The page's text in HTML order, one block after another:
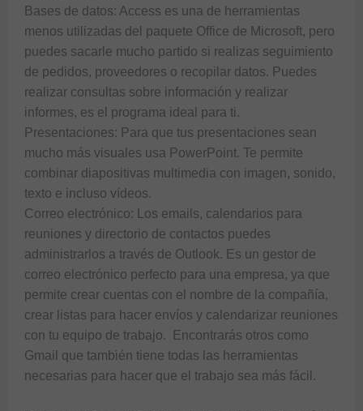
Bases de datos: Access es una de herramientas
menos utilizadas del paquete Office de Microsoft, pero
puedes sacarle mucho partido si realizas seguimiento
de pedidos, proveedores o recopilar datos. Puedes
realizar consultas sobre información y realizar
informes, es el programa ideal para ti.
Presentaciones: Para que tus presentaciones sean
mucho más visuales usa PowerPoint. Te permite
combinar diapositivas multimedia con imagen, sonido,
texto e incluso vídeos.
Correo electrónico: Los emails, calendarios para
reuniones y directorio de contactos puedes
administrarlos a través de Outlook. Es un gestor de
correo electrónico perfecto para una empresa, ya que
permite crear cuentas con el nombre de la compañía,
crear listas para hacer envíos y calendarizar reuniones
con tu equipo de trabajo.  Encontrarás otros como
Gmail que también tiene todas las herramientas
necesarias para hacer que el trabajo sea más fácil.